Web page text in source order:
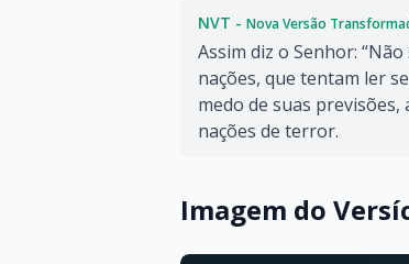
NVT - Nova Versão
Assim diz o Senhor:
nações, que tentam ler
medo de suas
nações de terror.
Imagem do